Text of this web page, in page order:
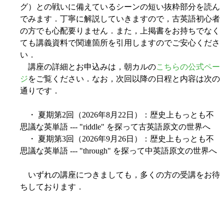
グ）との戦いに備えているシーンの短い抜粋部分を読ん
でみます．丁寧に解説していきますので，古英語初心者
の方でも心配要りません．また，上掲書をお持ちでなく
ても講義資料で関連箇所を引用しますのでご安心くださ
い．
講座の詳細とお申込みは，朝カルのこちらの公式ペー
ジをご覧ください．なお，次回以降の日程と内容は次の
通りです．
・ 夏期第2回（2026年8月22日）：歴史上もっとも不
思議な英単語 --- "riddle" を探って古英語原文の世界へ
・ 夏期第3回（2026年9月26日）：歴史上もっとも不
思議な英単語 --- "through" を探って中英語原文の世界へ
いずれの講座につきましても，多くの方の受講をお待
ちしております．